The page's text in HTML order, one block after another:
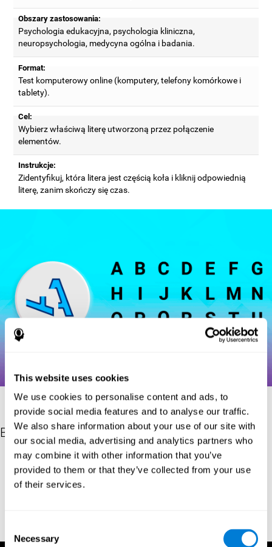
This website uses cookies
We use cookies to personalise content and ads, to
provide social media features and to analyse our traffic.
We also share information about your use of our site with
our social media, advertising and analytics partners who
may combine it with other information that you’ve
provided to them or that they’ve collected from your use
of their services.
Selection
Necessary
Obszary zastosowania:
Psychologia edukacyjna, psychologia kliniczna,
neuropsychologia, medycyna ogólna i badania.
Format:
Test komputerowy online (komputery, telefony komórkowe i
tablety).
Cel:
Wybierz właściwą literę utworzoną przez połączenie
elementów.
Instrukcje:
Zidentyfikuj, która litera jest częścią koła i kliknij odpowiednią
literę, zanim skończy się czas.
Bibliografia
Hooper, H. E. (1983). Hooper Visual Organization Test Manual.
Los Angeles, CA: Western Psychological Services.
Merten, T. (2004). A Short Version of the Hooper Visual